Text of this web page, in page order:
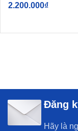
2.200.000₫
Đăng
Hãy là